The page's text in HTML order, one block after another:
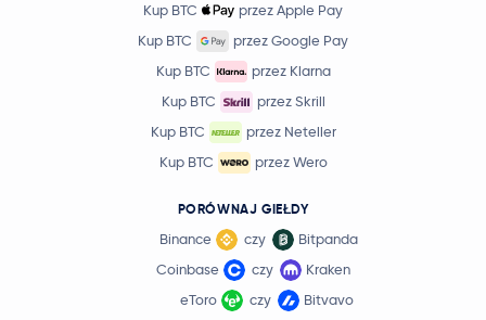
Kup BTC
przez Apple Pay
Kup BTC
przez Google Pay
Kup BTC
przez Klarna
Kup BTC
przez Skrill
Kup BTC
przez Neteller
Kup BTC
przez Wero
PORÓWNAJ GIEŁDY
Binance czy
Bitpanda
Coinbase
czy
Kraken
eToro
czy Bitvavo